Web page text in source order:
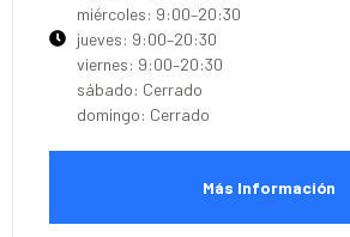
miércoles: 9:00–20:30
jueves: 9:00–20:30
viernes: 9:00–20:30
sábado: Cerrado
domingo: Cerrado
Más Información